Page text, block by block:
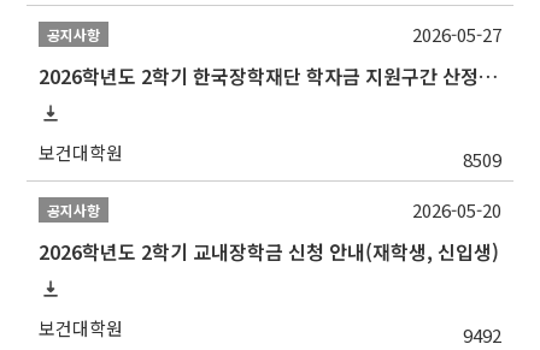
공지사항
2026학년도 2학기 한국장학재단 학자금 지원구간 산정 신청 안내
보건대학원 8509
2026-05-27
공지사항
2026학년도 2학기 교내장학금 신청 안내(재학생, 신입생)
보건대학원 9492
2026-05-20